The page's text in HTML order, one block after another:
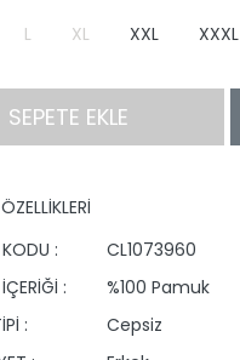
L XL XXL XXXL
SEPETE EKLE
:
CL1073960
:
%100 Pamuk
:
Cepsiz